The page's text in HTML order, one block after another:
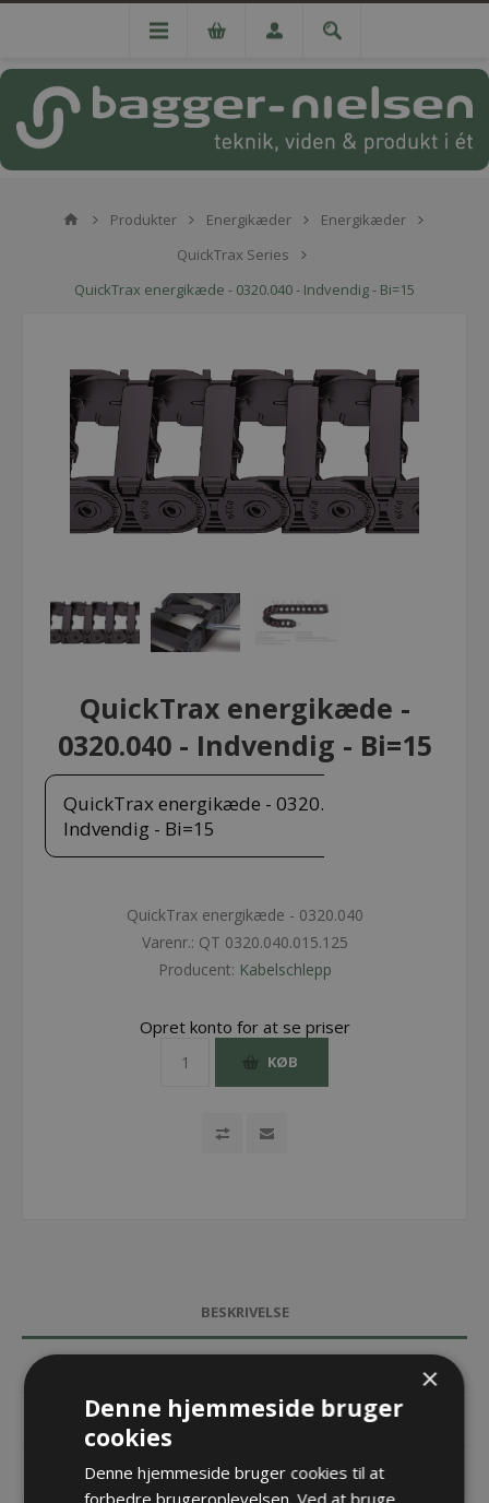
Produkter Energikæder
Energikæder
QuickTrax Series
QuickTrax energikæde - 0320.040 - Indvendig - Bi=15
QuickTrax energikæde -
0320.040 - Indvendig - Bi=15
QuickTrax energikæde - 0320.040 -
Indvendig - Bi=15
QuickTrax energikæde - 0320.040
Varenr.: QT 0320.040.015.125
Producent: Kabelschlepp
Opret konto for at se priser
KØB
BESKRIVELSE
DOKUMENTER
KONTAKT OS
×
Denne hjemmeside bruger
cookies
Denne hjemmeside bruger cookies til at
forbedre brugeroplevelsen. Ved at bruge